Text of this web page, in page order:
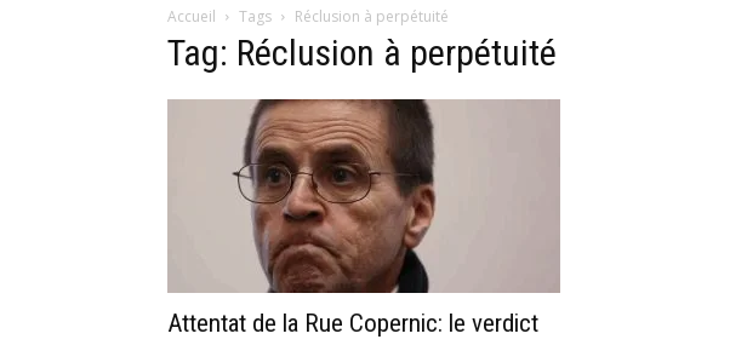
Accueil Tags Réclusion à perpétuité
Tag: Réclusion à perpétuité
Attentat de la Rue Copernic: le verdict